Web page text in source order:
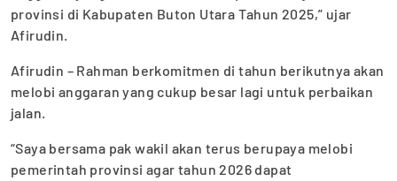
provinsi di Kabupaten Buton Utara Tahun 2025,” ujar
Afirudin.
Afirudin – Rahman berkomitmen di tahun berikutnya akan
melobi anggaran yang cukup besar lagi untuk perbaikan
jalan.
“Saya bersama pak wakil akan terus berupaya melobi
pemerintah provinsi agar tahun 2026 dapat